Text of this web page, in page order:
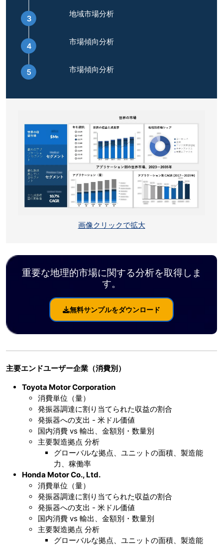
地域市場分析
市場傾向分析
市場傾向分析
画像クリックで拡大
重要な地理的市場に関する分析を取得しま
す。
無料サンプルをダウンロード
主要エンドユーザー企業（消費別）
Toyota Motor Corporation
消費単位（量）
発振器調達に割り当てられた収益の割合
発振器への支出 - 米ドル価値
国内消費 vs 輸出、金額別・数量別
主要製造拠点 分析
グローバルな拠点、ユニットの面積、製造能
力、稼働率
Honda Motor Co., Ltd.
消費単位（量）
発振器調達に割り当てられた収益の割合
発振器への支出 - 米ドル価値
国内消費 vs 輸出、金額別・数量別
主要製造拠点 分析
グローバルな拠点、ユニットの面積、製造能